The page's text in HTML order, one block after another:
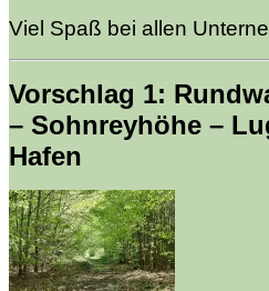
Viel Spaß bei allen
Vorschlag 1:
– Sohnreyhöhe –
Hafen